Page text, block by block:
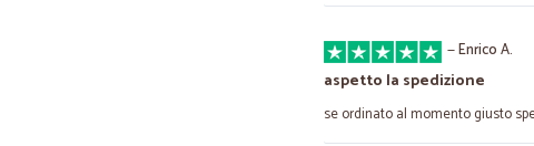
—Enrico A.
aspetto la spedizione
se ordinato al momento giusto